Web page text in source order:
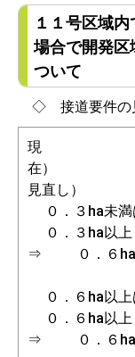
１１号区域
場合で開発区
ついて
◇ 接道要件の
現
見直し）
０．３ha未満
０．３ha以
⇒ ０．６ha未
０．６ha以上
０．６ha以
⇒ ０．６ha以